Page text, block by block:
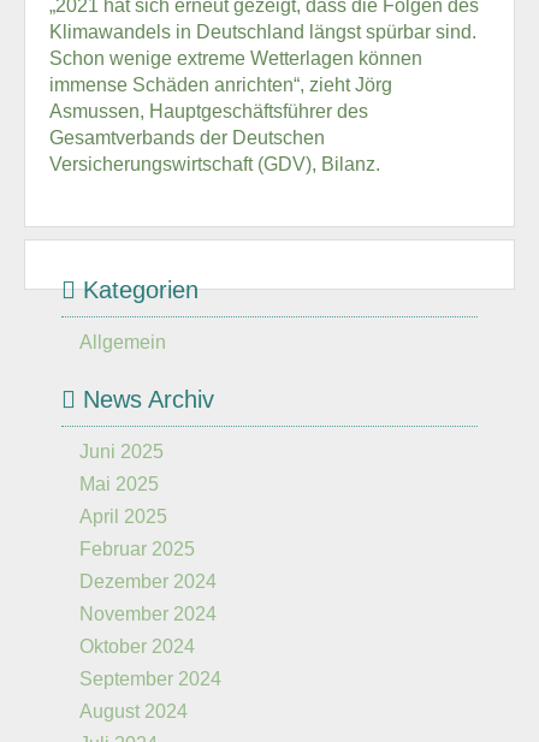
„2021 hat sich erneut gezeigt, dass die Folgen des
Klimawandels in Deutschland längst spürbar sind.
Schon wenige extreme Wetterlagen können
immense Schäden anrichten“, zieht Jörg
Asmussen, Hauptgeschäftsführer des
Gesamtverbands der Deutschen
Versicherungswirtschaft (GDV), Bilanz.
Kategorien
Allgemein
News Archiv
Juni 2025
Mai 2025
April 2025
Februar 2025
Dezember 2024
November 2024
Oktober 2024
September 2024
August 2024